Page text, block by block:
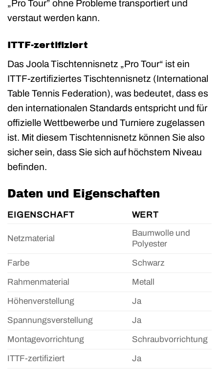
„Pro Tour” ohne Probleme transportiert und
verstaut werden kann.
ITTF-zertifiziert
Das Joola Tischtennisnetz „Pro Tour“ ist ein
ITTF-zertifiziertes Tischtennisnetz (International
Table Tennis Federation), was bedeutet, dass es
den internationalen Standards entspricht und für
offizielle Wettbewerbe und Turniere zugelassen
ist. Mit diesem Tischtennisnetz können Sie also
sicher sein, dass Sie sich auf höchstem Niveau
befinden.
Daten und Eigenschaften
EIGENSCHAFT WERT
Netzmaterial
Baumwolle und
Polyester
Farbe Schwarz
Rahmenmaterial Metall
Höhenverstellung Ja
Spannungsverstellung Ja
Montagevorrichtung Schraubvorrichtung
ITTF-zertifiziert Ja